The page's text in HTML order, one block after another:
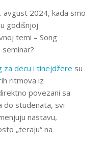
avgust 2024, kada smo
godišnjoj
temi – Song
za decu i tinejdžere su
ritmova iz
povezani sa
do studenata, svi
nastavu,
„teraju“ na